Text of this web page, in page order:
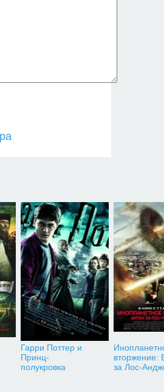
Гарри Поттер и
Принц-
полукровка
вторжение:
за Лос-